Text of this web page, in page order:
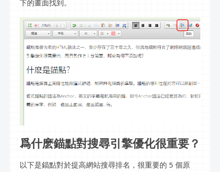
下的畫面找到。
爲什麽錨點對搜尋引擎優化很重要？
以下是錨點對於提高網站搜尋排名，很重要的 5 個原